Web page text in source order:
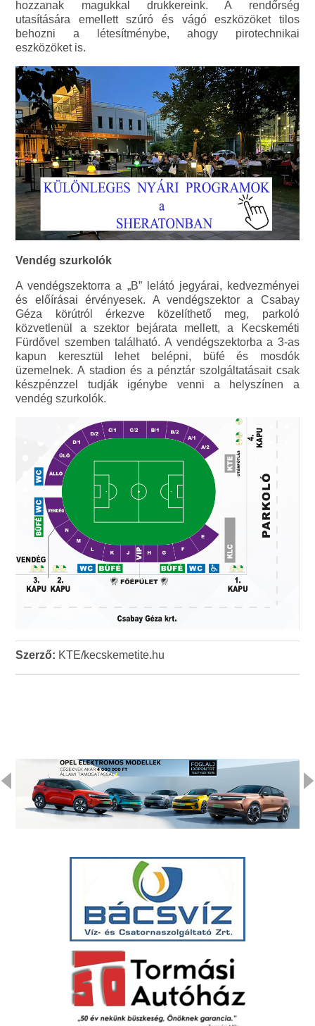
hozzanak magukkal drukkereink. A rendőrség
utasítására emellett szúró és vágó eszközöket tilos
behozni a létesítménybe, ahogy pirotechnikai
eszközöket is.
Vendég szurkolók
A vendégszektorra a „B” lelátó jegyárai, kedvezményei
és előírásai érvényesek. A vendégszektor a Csabay
Géza körútról érkezve közelíthető meg, parkoló
közvetlenül a szektor bejárata mellett, a Kecskeméti
Fürdővel szemben található. A vendégszektorba a 3-as
kapun keresztül lehet belépni, büfé és mosdók
üzemelnek. A stadion és a pénztár szolgáltatásait csak
készpénzzel tudják igénybe venni a helyszínen a
vendég szurkolók.
Szerző: KTE/kecskemetite.hu